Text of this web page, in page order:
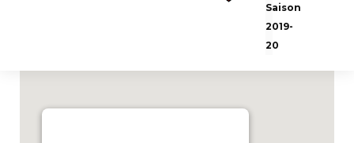
Saison
2019-
20
Stade Pierre